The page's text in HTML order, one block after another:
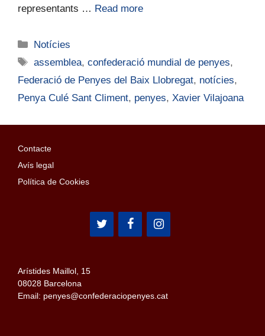
representants … Read more
Notícies
assemblea,confederació mundial de penyes,
Federació de Penyes del Baix Llobregat, notícies,
Penya Culé Sant Climent, penyes, Xavier Vilajoana
Contacte
Avís legal
Política de Cookies
Arístides Maillol, 15
08028 Barcelona
Email: penyes@confederaciopenyes.cat